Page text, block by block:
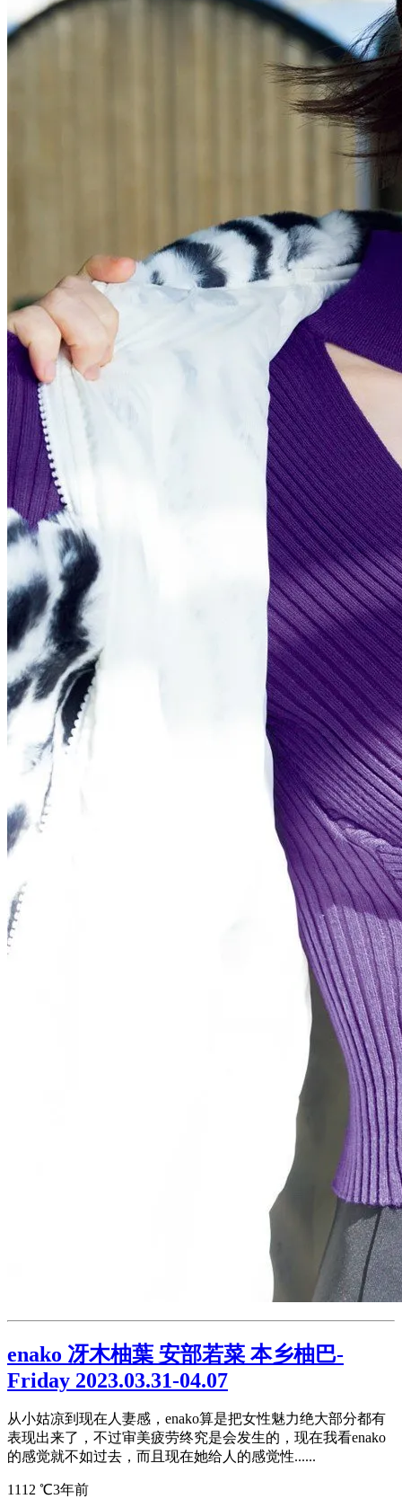
enako 冴木柚葉 安部若菜 本乡柚巴-
Friday 2023.03.31-04.07
从小姑凉到现在人妻感，enako算是把女性魅力绝大部分都有
表现出来了，不过审美疲劳终究是会发生的，现在我看enako
的感觉就不如过去，而且现在她给人的感觉性......
1112 ℃3年前